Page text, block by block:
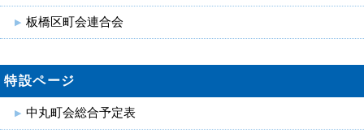
板橋区町会連合会
特設ページ
中丸町会総合予定表